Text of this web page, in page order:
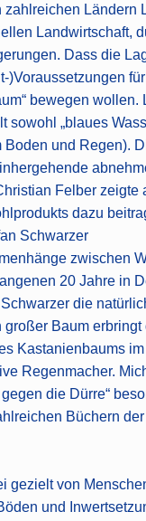
Ländern
Landwirtschaft,
Dass die
bewegen
„blaues
und Regen).
Felber zeigte
dazu
Schwarzer
zwischen
20 Jahre in
die
Baum
Kastanienbaums
Regenmacher.
die Dürre“
Büchern
gezielt von
und